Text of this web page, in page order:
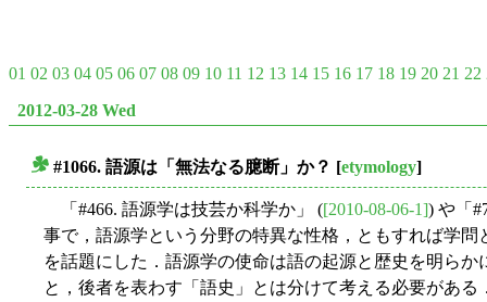
01 02 03 04 05 06 07 08 09 10 11 12 13 14 15 16 17 18 19 20 21 22
2012-03-28 Wed
#1066. 語源は「無法なる臆断」か？ [etymology]
「#466. 語源学は技芸か科学か」 ([2010-08-06-1]) や「
事で，語源学という分野の特異な性格，ともすれば学
を話題にした．語源学の使命は語の起源と歴史を明ら
と，後者を表わす「語史」とは分けて考える必要があ